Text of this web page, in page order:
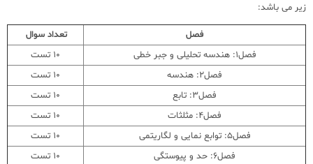
زیر می باشد:
فصل
تعداد سوال
فصل1: هندسه تحلیلی و جبر خطی
10 تست
فصل2: هندسه
10 تست
فصل3: تابع
10 تست
فصل4: مثلثات
10 تست
فصل5: توابع نمایی و لگاریتمی
10 تست
فصل6: حد و پیوستگی
10 تست